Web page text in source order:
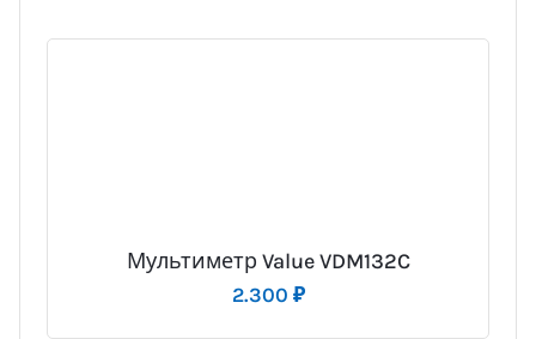
Мультиметр Value VDM132C
2.300 ₽